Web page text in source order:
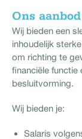
Ons
Wij bieden een
inhoudelijk
om richting te
financiële
besluitvorming.
Wij bieden je:
Salaris